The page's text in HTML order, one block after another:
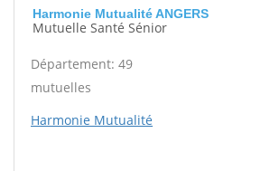
Harmonie Mutualité ANGERS
Mutuelle Santé Sénior
Département: 49
mutuelles
Harmonie Mutualité